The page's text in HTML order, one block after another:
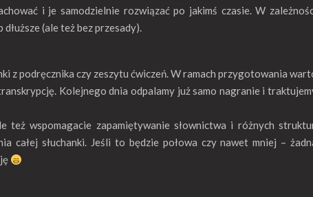
i je samodzielnie rozwiązać po jakimś czasie. W
(ale też bez przesady).
z podręcznika czy zeszytu ćwiczeń. W ramach przygotowania
Kolejnego dnia odpalamy już samo nagranie i
wspomagacie zapamiętywanie słownictwa i różnych
całej słuchanki. Jeśli to będzie połowa czy nawet mniej –